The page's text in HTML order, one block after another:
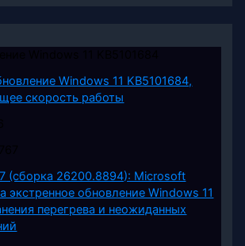
Windows 11 KB5101684,
скорость работы
(сборка 26200.8894): Microsoft
экстренное обновление Windows 11
перегрева и неожиданных